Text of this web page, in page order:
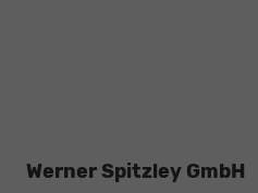
Werner Spitzley GmbH